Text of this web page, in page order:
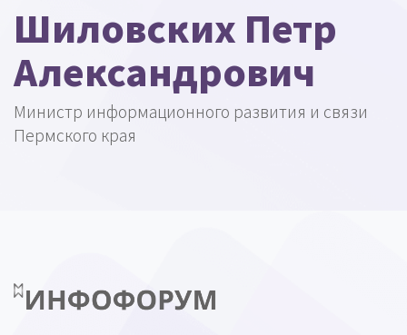
Шиловских Петр
Александрович
Министр информационного развития и связи
Пермского края